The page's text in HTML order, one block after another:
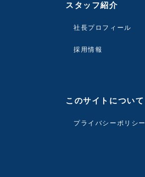
スタッフ紹介
社長プロフィール
採用情報
このサイトについて
プライバシーポリシー